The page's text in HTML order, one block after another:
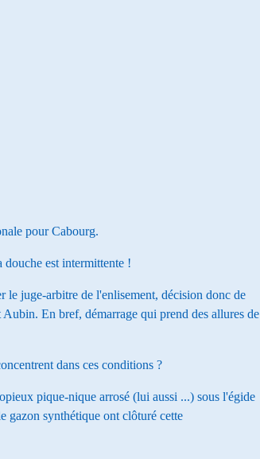
pour Cabourg.
douche est intermittente !
le juge-arbitre de l'enlisement, décision donc de
En bref, démarrage qui prend des allures de
dans ces conditions ?
pique-nique arrosé (lui aussi ...) sous l'égide
gazon synthétique ont clôturé cette